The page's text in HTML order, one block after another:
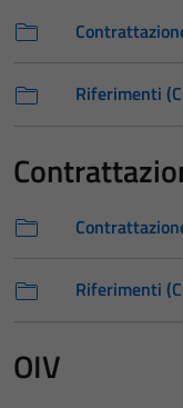
Riferimenti
Riferimenti
OIV